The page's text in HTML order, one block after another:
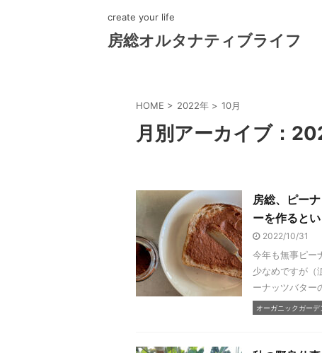
create your life
房総オルタナティブライフ
HOME > 2022年 > 10月
月別アーカイブ：
房総、ピー
ーを作ると
2022/10/31
今年も無事ピー
少なめですが
ーナッツバター
オーガニックガー